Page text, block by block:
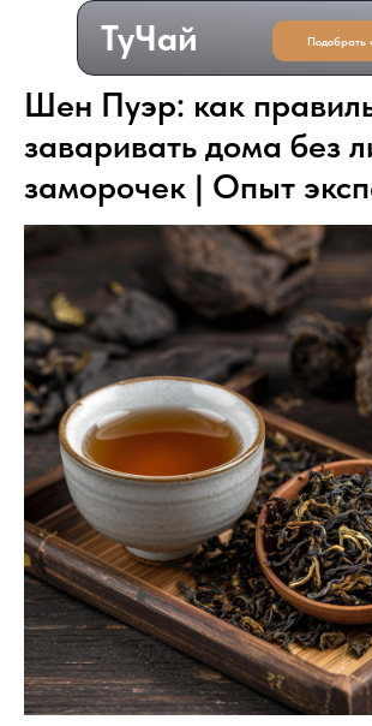
ТуЧай Подобрать
Шен Пуэр: как
заваривать дома без
заморочек | Опыт